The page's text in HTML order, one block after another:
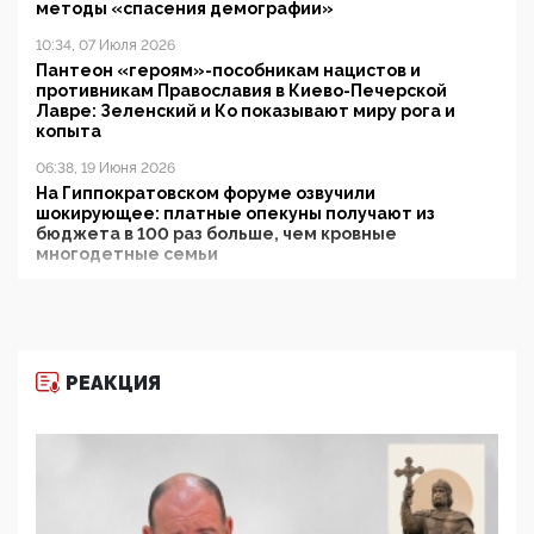
методы «спасения демографии»
10:34, 07 Июля 2026
Пантеон «героям»-пособникам нацистов и
противникам Православия в Киево-Печерской
Лавре: Зеленский и Ко показывают миру рога и
копыта
06:38, 19 Июня 2026
На Гиппократовском форуме озвучили
шокирующее: платные опекуны получают из
бюджета в 100 раз больше, чем кровные
многодетные семьи
11:53, 09 Июня 2026
деятельность ИИТО ЮНЕСКО в России, но
цифроглобалисты продолжают определять
повестку в образовании
09:43, 01 Июня 2026
РЕАКЦИЯ